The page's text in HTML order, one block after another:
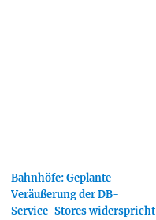
Bahnhöfe: Geplante
Veräußerung der DB-
Service-Stores widerspricht